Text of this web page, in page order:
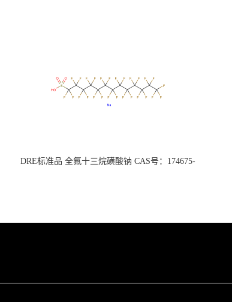
DRE标准品 全氟十三烷磺酸钠 CAS号：174675-